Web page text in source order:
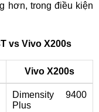
hơn, trong điều kiện
vs Vivo X200s
Vivo X200s
Dimensity 9400
Plus